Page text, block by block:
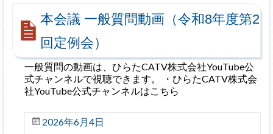
本会議 一般質問動画（令和8年度第2
回定例会）
一般質問の動画は、ひらたCATV株式会社YouTube公
式チャンネルで視聴できます。 ・ひらたCATV株式会
社YouTube公式チャンネルはこちら
2026年6月4日